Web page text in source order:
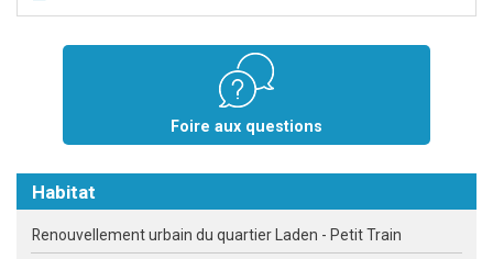
Habitat
Renouvellement urbain du quartier Laden - Petit Train
Foire aux questions